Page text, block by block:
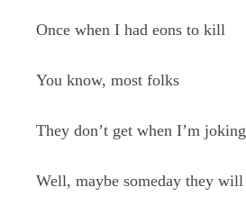
Once when I had eons to kill
You know, most folks
They don’t get when I’m joking
Well, maybe someday they will